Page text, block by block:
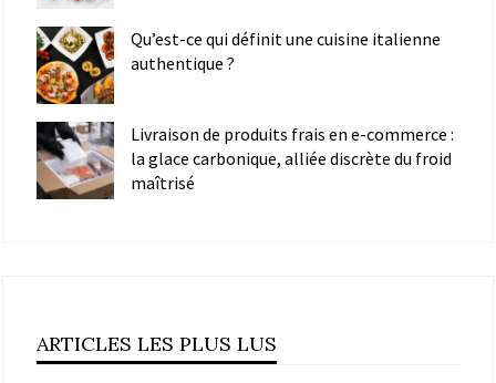
Qu’est-ce qui définit une cuisine italienne
authentique ?
Livraison de produits frais en e-commerce :
la glace carbonique, alliée discrète du froid
maîtrisé
ARTICLES LES PLUS LUS